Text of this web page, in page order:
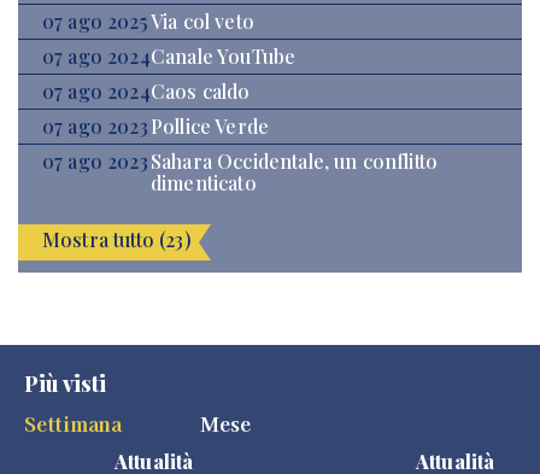
07 ago 2025Via col veto
07 ago 2024Canale YouTube
07 ago 2024Caos caldo
07 ago 2023Pollice Verde
07 ago 2023Sahara Occidentale, un conflitto
dimenticato
Mostra tutto (23)
Più visti
Settimana
Mese
Attualità Attualità